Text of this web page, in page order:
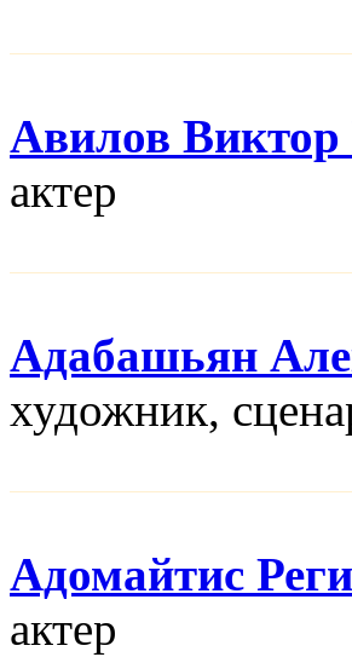
Авилов Виктор
актер
Адабашьян
художник,
Адомайтис
актер